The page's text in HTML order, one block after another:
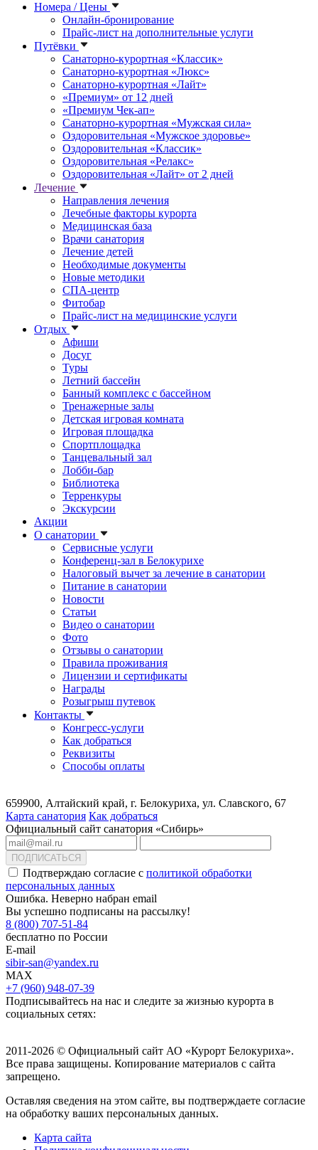
Номера / Цены
Онлайн-бронирование
Прайс-лист на дополнительные услуги
Путёвки
Санаторно-курортная «Классик»
Санаторно-курортная «Люкс»
Санаторно-курортная «Лайт»
«Премиум» от 12 дней
«Премиум Чек-ап»
Санаторно-курортная «Мужская сила»
Оздоровительная «Мужское здоровье»
Оздоровительная «Классик»
Оздоровительная «Релакс»
Оздоровительная «Лайт» от 2 дней
Лечение
Направления лечения
Лечебные факторы курорта
Медицинская база
Врачи санатория
Лечение детей
Необходимые документы
Новые методики
СПА-центр
Фитобар
Прайс-лист на медицинские услуги
Отдых
Афиши
Досуг
Туры
Летний бассейн
Банный комплекс с бассейном
Тренажерные залы
Детская игровая комната
Игровая площадка
Спортплощадка
Танцевальный зал
Лобби-бар
Библиотека
Терренкуры
Экскурсии
Акции
О санатории
Сервисные услуги
Конференц-зал в Белокурихе
Налоговый вычет за лечение в санатории
Питание в санатории
Новости
Статьи
Видео о санатории
Фото
Отзывы о санатории
Правила проживания
Лицензии и сертификаты
Награды
Розыгрыш путевок
Контакты
Конгресс-услуги
Как добраться
Реквизиты
Способы оплаты
659900, Алтайский край, г. Белокуриха, ул. Славского, 67
Карта санатория Как добраться
Официальный сайт санатория «Сибирь»
ПОДПИСАТЬСЯ
Подтверждаю согласие с политикой обработки
персональных данных
Ошибка. Неверно набран email
Вы успешно подписаны на рассылку!
8 (800) 707-51-84
бесплатно по России
E-mail
sibir-san@yandex.ru
MAX
+7 (960) 948-07-39
Подписывайтесь на нас и следите за жизнью курорта в
социальных сетях:
2011-2026 © Официальный сайт АО «Курорт Белокуриха».
Все права защищены. Копирование материалов с сайта
запрещено.
Оставляя сведения на этом сайте, вы подтверждаете согласие
на обработку ваших персональных данных.
Карта сайта